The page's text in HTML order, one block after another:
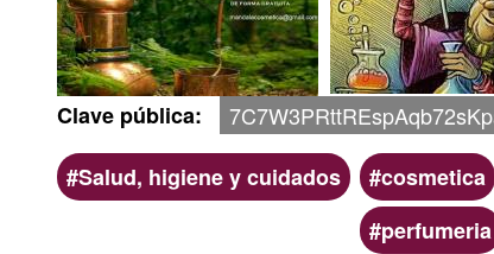
Clave pública
Ámbito
Salud, higiene y cuidados Categoria
cosmetica
perfumeria